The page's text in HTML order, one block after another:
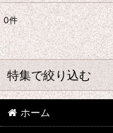
表示数:
並び順:
0件
特集で絞り込む
常温タイプ
ホーム